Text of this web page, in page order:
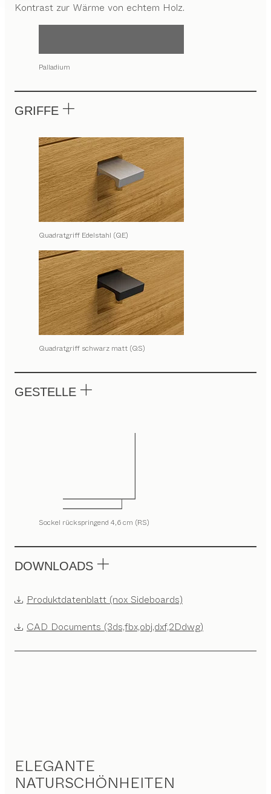
Kontrast zur Wärme von echtem Holz.
Palladium
GRIFFE
Quadratgriff Edelstahl (QE)
Quadratgriff schwarz matt (QS)
GESTELLE
Sockel rückspringend 4,6 cm (RS)
DOWNLOADS
Produktdatenblatt (nox Sideboards)
CAD Documents (3ds,fbx,obj,dxf,2Ddwg)
ELEGANTE
NATURSCHÖNHEITEN